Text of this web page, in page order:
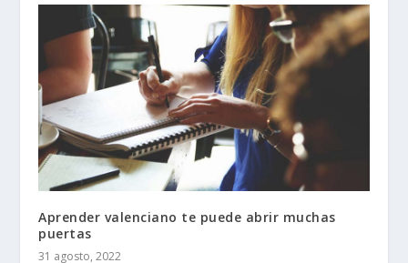
Aprender valenciano te puede abrir muchas
puertas
31 agosto, 2022